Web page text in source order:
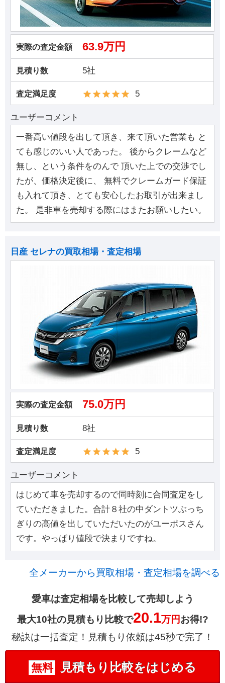
実際の査定金額 63.9万円
見積り数 5社
査定満足度 5
ユーザーコメント
一番高い値段を出して頂き、来て頂いた営業も と
ても感じのいい人であった。 後からクレームなど
無し、という条件をのんで 頂いた上での交渉でし
たが、価格決定後に、 無料でクレームガード保証
も入れて頂き、とても安心したお取引が出来まし
た。 是非車を売却する際にはまたお願いしたい。
日産 セレナの買取相場・査定相場
実際の査定金額 75.0万円
見積り数 8社
査定満足度 5
ユーザーコメント
はじめて車を売却するので同時刻に合同査定をし
ていただきました。合計８社の中ダントツぶっち
ぎりの高値を出していただいたのがユーポスさん
です。やっぱり値段で決まりですね。
全メーカーから買取相場・査定相場を調べる
愛車は査定相場を比較して売却しよう
最大10社の見積もり比較で20.1万円お得!?
秘訣は一括査定！見積もり依頼は45秒で完了！
無料 見積もり比較をはじめる